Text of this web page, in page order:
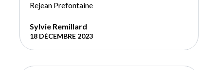
Rejean Prefontaine
Sylvie Remillard
18 DÉCEMBRE 2023